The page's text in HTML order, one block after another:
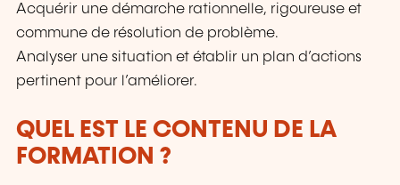
Acquérir une démarche rationnelle, rigoureuse et
commune de résolution de problème.
Analyser une situation et établir un plan d’actions
pertinent pour l’améliorer.
QUEL EST LE CONTENU DE LA
FORMATION ?